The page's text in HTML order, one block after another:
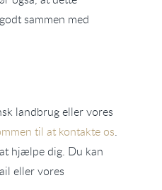
sammen med
landbrug eller vores
til at kontakte os.
hjælpe dig. Du kan
eller vores